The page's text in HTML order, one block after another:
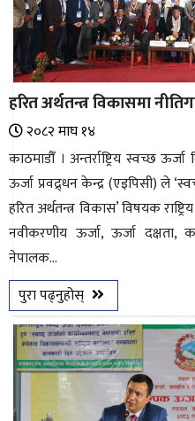
हरित अर्थतन्त्र विकासमा
२०८२ माघ १४
काठमाडौँ । अन्तर्राष्ट्रिय स्वच्छ
ऊर्जा प्रवद्र्धन केन्द्र (एइपिसी) ले
हरित अर्थतन्त्र विकास’ विषयक
नवीकरणीय ऊर्जा, ऊर्जा दक्षता,
नेपालक...
पुरा पढ्नुहोस्